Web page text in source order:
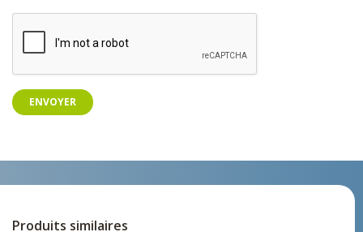
ENVOYER
Produits similaires